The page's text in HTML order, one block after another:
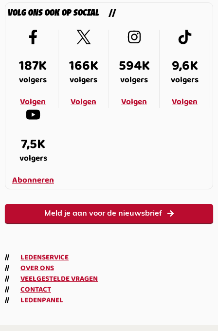
VOLG ONS OOK OP SOCIAL
187K
volgers
Volgen
166K
volgers
Volgen
594K
volgers
Volgen
9,6K
volgers
Volgen
7,5K
volgers
Abonneren
Meld je aan voor de nieuwsbrief
LEDENSERVICE
OVER ONS
VEELGESTELDE VRAGEN
CONTACT
LEDENPANEL